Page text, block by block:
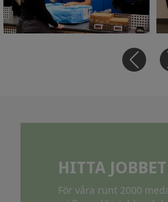
HITTA
För våra runt 2000